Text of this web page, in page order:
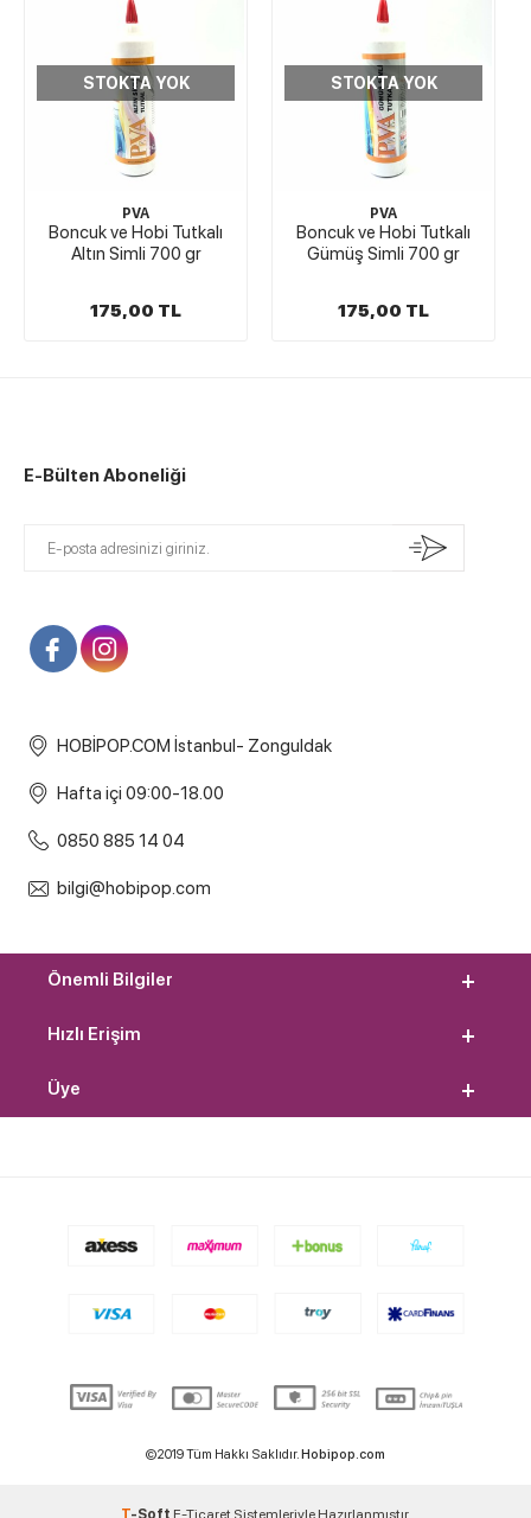
STOKTA YOK
PVA
Boncuk ve Hobi Tutkalı
Altın Simli 700 gr
175,00 TL
STOKTA YOK
PVA
Boncuk ve Hobi Tutkalı
Gümüş Simli 700 gr
175,00 TL
E-Bülten Aboneliği
HOBİPOP.COM İstanbul- Zonguldak
Hafta içi 09:00-18.00
0850 885 14 04
bilgi@hobipop.com
Önemli Bilgiler
Hızlı Erişim
Üye
©2019 Tüm Hakkı Saklıdır. Hobipop.com